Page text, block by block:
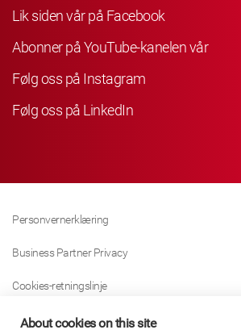
Lik siden vår på Facebook
Abonner på YouTube-kanelen vår
Følg oss på Instagram
Følg oss på LinkedIn
Personvernerklæring
Business Partner Privacy
Cookies-retningslinje
Modern Slavery Act Policy
About cookies on this site